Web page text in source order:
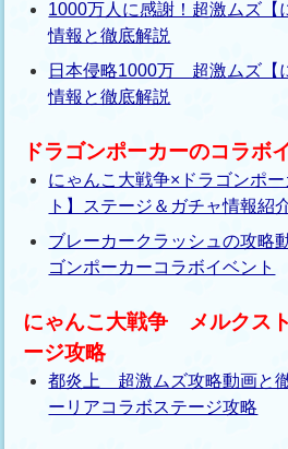
1000万人に感謝！超激ムズ【
情報と徹底解説
日本侵略1000万 超激ムズ【
情報と徹底解説
ドラゴンポーカーのコラボ
にゃんこ大戦争×ドラゴンポ
ト】ステージ＆ガチャ情報紹
ブレーカークラッシュの攻
ゴンポーカーコラボイベント
にゃんこ大戦争 メルクス
ージ攻略
都炎上 超激ムズ攻略動画と
ーリアコラボステージ攻略